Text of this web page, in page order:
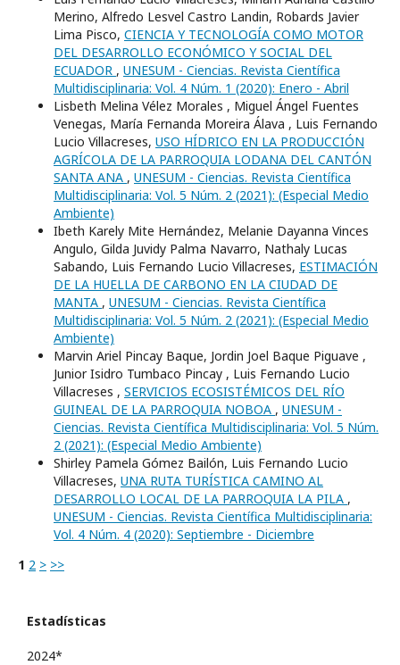
Merino, Alfredo Lesvel Castro Landin, Robards Javier
Lima Pisco, CIENCIA Y TECNOLOGÍA COMO MOTOR
DEL DESARROLLO ECONÓMICO Y SOCIAL DEL
ECUADOR , UNESUM - Ciencias. Revista Científica
Multidisciplinaria: Vol. 4 Núm. 1 (2020): Enero - Abril
Lisbeth Melina Vélez Morales , Miguel Ángel Fuentes
Venegas, María Fernanda Moreira Álava , Luis Fernando
Lucio Villacreses, USO HÍDRICO EN LA PRODUCCIÓN
AGRÍCOLA DE LA PARROQUIA LODANA DEL CANTÓN
SANTA ANA , UNESUM - Ciencias. Revista Científica
Multidisciplinaria: Vol. 5 Núm. 2 (2021): (Especial Medio
Ambiente)
Ibeth Karely Mite Hernández, Melanie Dayanna Vinces
Angulo, Gilda Juvidy Palma Navarro, Nathaly Lucas
Sabando, Luis Fernando Lucio Villacreses, ESTIMACIÓN
DE LA HUELLA DE CARBONO EN LA CIUDAD DE
MANTA , UNESUM - Ciencias. Revista Científica
Multidisciplinaria: Vol. 5 Núm. 2 (2021): (Especial Medio
Ambiente)
Marvin Ariel Pincay Baque, Jordin Joel Baque Piguave ,
Junior Isidro Tumbaco Pincay , Luis Fernando Lucio
Villacreses , SERVICIOS ECOSISTÉMICOS DEL RÍO
GUINEAL DE LA PARROQUIA NOBOA , UNESUM -
Ciencias. Revista Científica Multidisciplinaria: Vol. 5 Núm.
2 (2021): (Especial Medio Ambiente)
Shirley Pamela Gómez Bailón, Luis Fernando Lucio
Villacreses, UNA RUTA TURÍSTICA CAMINO AL
DESARROLLO LOCAL DE LA PARROQUIA LA PILA ,
UNESUM - Ciencias. Revista Científica Multidisciplinaria:
Vol. 4 Núm. 4 (2020): Septiembre - Diciembre
1 2 > >>
Estadísticas
2024*